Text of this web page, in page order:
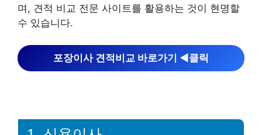
며, 견적 비교 전문 사이트를 활용하는 것이 현명할
수 있습니다.
포장이사 견적비교 바로가기 ◀︎클릭